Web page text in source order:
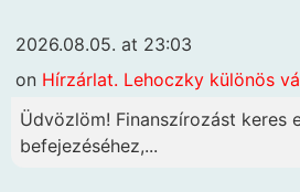
2026.08.05. at 23:03
on Hírzárlat. Lehoczky különös
Üdvözlöm! Finanszírozást keres
befejezéséhez,...